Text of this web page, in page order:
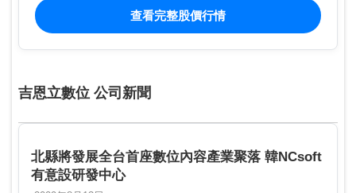
查看完整股價行情
吉恩立數位 公司新聞
北縣將發展全台首座數位內容產業聚落 韓NCsoft
有意設研發中心